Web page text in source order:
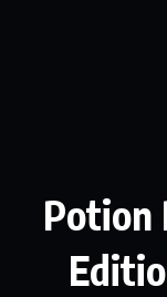
Potion